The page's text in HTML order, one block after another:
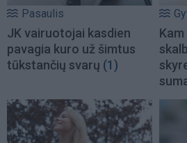
Pasaulis
JK vairuotojai kasdien
pavagia kuro už šimtus
tūkstančių svarų (1)